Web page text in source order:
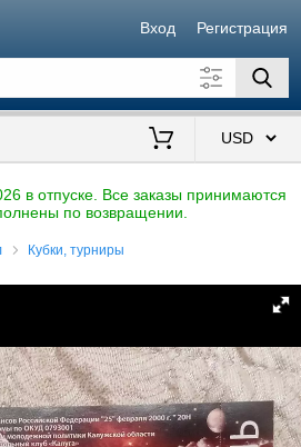
Вход Регистрация
в отпуске. Все заказы принимаются
по возвращении.
Кубки, турниры